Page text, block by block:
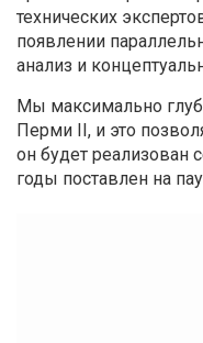
технических
появлении
анализ и
Мы максимально
Перми II, и это
он будет реализован
годы поставлен на